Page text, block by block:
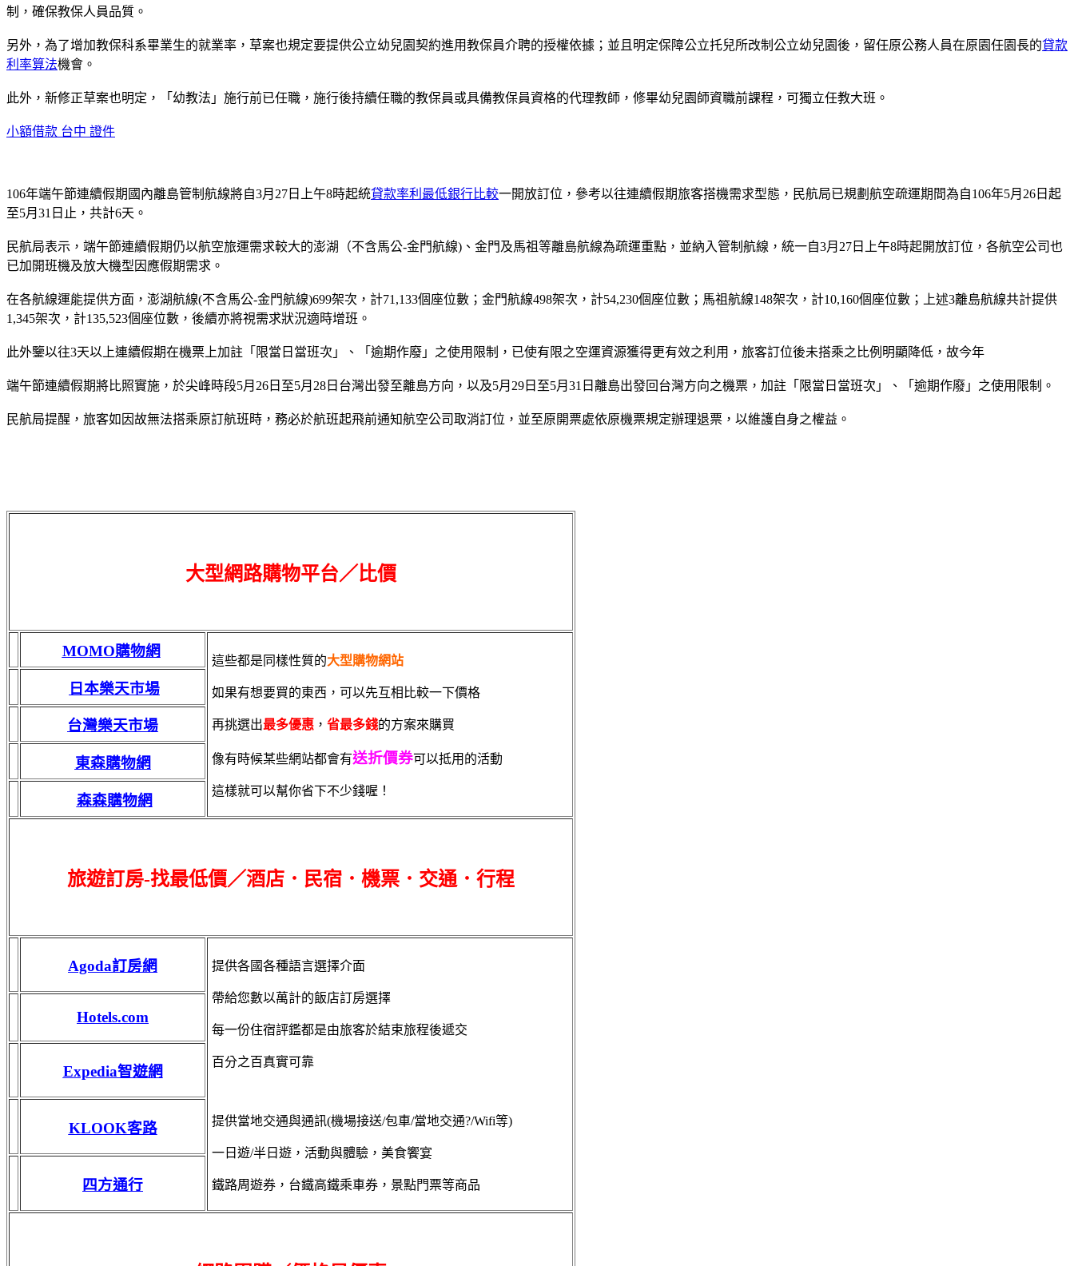
制，確保教保人員品質。
另外，為了增加教保科系畢業生的就業率，草案也規定要提供公立幼兒園契約進用教保員介聘的授權依據；並且明定保障公立托兒所改制公立幼兒園後，留任原公務人員在原園任園長的貸款
利率算法機會。
此外，新修正草案也明定，「幼教法」施行前已任職，施行後持續任職的教保員或具備教保員資格的代理教師，修畢幼兒園師資職前課程，可獨立任教大班。
小額借款 台中 證件
106年端午節連續假期國內離島管制航線將自3月27日上午8時起統貸款率利最低銀行比較一開放訂位，參考以往連續假期旅客搭機需求型態，民航局已規劃航空疏運期間為自106年5月26日起
至5月31日止，共計6天。
民航局表示，端午節連續假期仍以航空旅運需求較大的澎湖（不含馬公-金門航線)、金門及馬祖等離島航線為疏運重點，並納入管制航線，統一自3月27日上午8時起開放訂位，各航空公司也
已加開班機及放大機型因應假期需求。
在各航線運能提供方面，澎湖航線(不含馬公-金門航線)699架次，計71,133個座位數；金門航線498架次，計54,230個座位數；馬祖航線148架次，計10,160個座位數；上述3離島航線共計提供
1,345架次，計135,523個座位數，後續亦將視需求狀況適時增班。
此外鑒以往3天以上連續假期在機票上加註「限當日當班次」、「逾期作廢」之使用限制，已使有限之空運資源獲得更有效之利用，旅客訂位後未搭乘之比例明顯降低，故今年
端午節連續假期將比照實施，於尖峰時段5月26日至5月28日台灣出發至離島方向，以及5月29日至5月31日離島出發回台灣方向之機票，加註「限當日當班次」、「逾期作廢」之使用限制。
民航局提醒，旅客如因故無法搭乘原訂航班時，務必於航班起飛前通知航空公司取消訂位，並至原開票處依原機票規定辦理退票，以維護自身之權益。
大型網路購物平台／比價
MOMO購物網
這些都是同樣性質的大型購物網站
如果有想要買的東西，可以先互相比較一下價格
再挑選出最多優惠 ， 省最多錢的方案來購買
像有時候某些網站都會有送折價券可以抵用的活動
這樣就可以幫你省下不少錢喔！
日本樂天市場
台灣樂天市場
東森購物網
森森購物網
旅遊訂房-找最低價／酒店．民宿．機票．交通．行程
Agoda訂房網 提供各國各種語言選擇介面
帶給您數以萬計的飯店訂房選擇
每一份住宿評鑑都是由旅客於結束旅程後遞交
百分之百真實可靠
提供當地交通與通訊(機場接送/包車/當地交通?/Wifi等)
一日遊/半日遊，活動與體驗，美食饗宴
鐵路周遊券，台鐵高鐵乘車券，景點門票等商品
Hotels.com
Expedia智遊網
KLOOK客路
四方通行